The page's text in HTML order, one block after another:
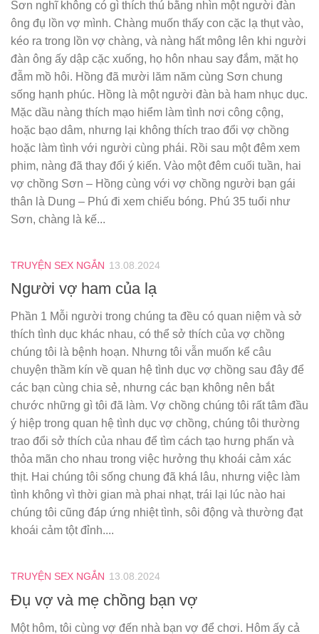
Sơn nghĩ không có gì thích thú bằng nhìn một người đàn
ông đụ lồn vợ mình. Chàng muốn thấy con cặc lạ thụt vào,
kéo ra trong lồn vợ chàng, và nàng hất mông lên khi người
đàn ông ấy dập cặc xuống, họ hôn nhau say đắm, mặt họ
đẫm mồ hôi. Hồng đã mười lăm năm cùng Sơn chung
sống hạnh phúc. Hồng là một người đàn bà ham nhục dục.
Mặc dầu nàng thích mạo hiểm làm tình nơi công cộng,
hoặc bạo dâm, nhưng lại không thích trao đổi vợ chồng
hoặc làm tình với người cùng phái. Rồi sau một đêm xem
phim, nàng đã thay đổi ý kiến. Vào một đêm cuối tuần, hai
vợ chồng Sơn – Hồng cùng với vợ chồng người bạn gái
thân là Dung – Phú đi xem chiếu bóng. Phú 35 tuổi như
Sơn, chàng là kế...
TRUYỆN SEX NGẮN 13.08.2024
Người vợ ham của lạ
Phần 1 Mỗi người trong chúng ta đều có quan niệm và sở
thích tình dục khác nhau, có thể sở thích của vợ chồng
chúng tôi là bệnh hoạn. Nhưng tôi vẫn muốn kể câu
chuyện thầm kín về quan hệ tình dục vợ chồng sau đây để
các bạn cùng chia sẻ, nhưng các bạn không nên bắt
chước những gì tôi đã làm. Vợ chồng chúng tôi rất tâm đầu
ý hiệp trong quan hệ tình dục vợ chồng, chúng tôi thường
trao đổi sở thích của nhau để tìm cách tạo hưng phấn và
thỏa mãn cho nhau trong việc hưởng thụ khoái cảm xác
thịt. Hai chúng tôi sống chung đã khá lâu, nhưng việc làm
tình không vì thời gian mà phai nhạt, trái lại lúc nào hai
chúng tôi cũng đáp ứng nhiệt tình, sôi động và thường đạt
khoái cảm tột đỉnh....
TRUYỆN SEX NGẮN 13.08.2024
Đụ vợ và mẹ chồng bạn vợ
Một hôm, tôi cùng vợ đến nhà bạn vợ để chơi. Hôm ấy cả